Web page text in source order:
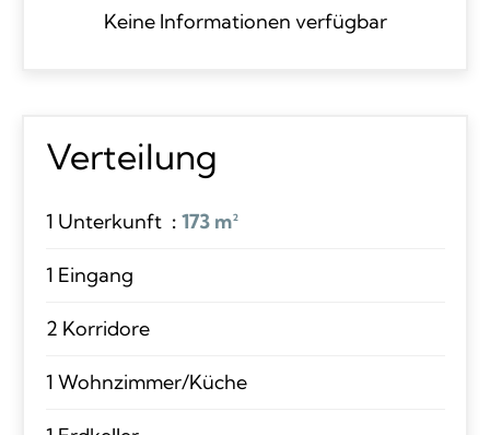
Keine Informationen verfügbar
Verteilung
1 Unterkunft 173 m²
1 Eingang
2 Korridore
1 Wohnzimmer/Küche